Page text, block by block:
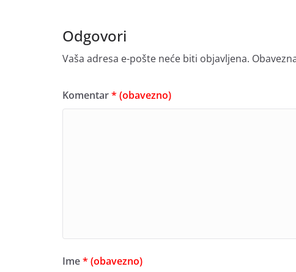
Odgovori
Vaša adresa e-pošte neće biti objavljena.
Komentar* (obavezno)
Ime* (obavezno)